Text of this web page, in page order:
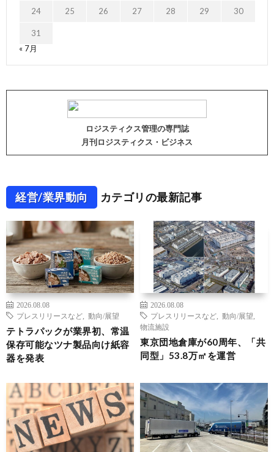
24 25 26 27 28 29 30
31
« 7月
ロジスティクス管理の専門誌
月刊ロジスティクス・ビジネス
経営/業界動向 カテゴリの最新記事
2026.08.08
プレスリリースなど
動向/展望
テトラパックが業界初、常温
保存可能なツナ製品向け紙容
器を発表
2026.08.08
プレスリリースなど
動向/展望
物流施設
東京団地倉庫が60周年、「共
同型」53.8万㎡を運営